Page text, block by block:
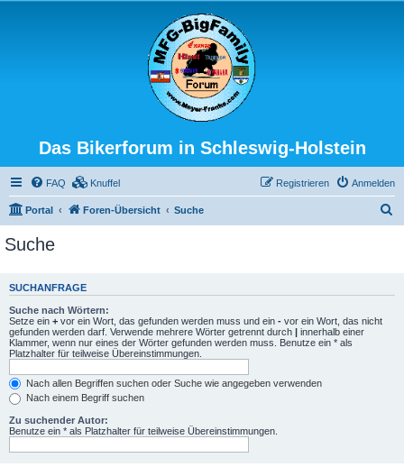
Das Bikerforum in Schleswig-Holstein
FAQ Knuffel Anmelden
Registrieren
Portal Foren-Übersicht Suche
e
Suche
SUCHANFRAGE
Suche nach Wörtern:
Setze ein + vor ein Wort, das gefunden werden muss und ein - vor ein Wort, das nicht
gefunden werden darf. Verwende mehrere Wörter getrennt durch | innerhalb einer
Klammer, wenn nur eines der Wörter gefunden werden muss. Benutze ein * als
Platzhalter für teilweise Übereinstimmungen.
Nach allen Begriffen suchen oder Suche wie angegeben verwenden
Nach einem Begriff suchen
Zu suchender Autor:
Benutze ein * als Platzhalter für teilweise Übereinstimmungen.